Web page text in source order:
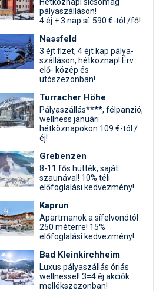
pályaszálláson!
4 éj + 3 nap sí: 590 €-tól /fő!
Nassfeld
3 éjt fizet, 4 éjt kap pálya-
szálláson, hétköznap! Érv.:
elő- közép és
utószezonban!
Turracher Höhe
Pályaszállás****, félpanzió,
wellness januári
hétköznapokon 109 €-tól /
éj!
Grebenzen
8-11 fős hütték, saját
szaunával! 10% téli
előfoglalási kedvezmény!
Kaprun
Apartmanok a sífelvonótól
250 méterre! 15%
előfoglalási kedvezmény!
Bad Kleinkirchheim
Luxus pályaszállás óriás
wellnessel! 3=4 éj akciók
mellékszezonban!